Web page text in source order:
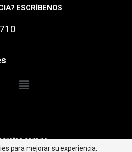
ESCRÍBENOS
para mejorar su experiencia.